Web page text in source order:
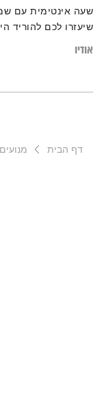
שעה אינטימית עם
שיעזרו לכם להוריד
אודיו
דף הבית